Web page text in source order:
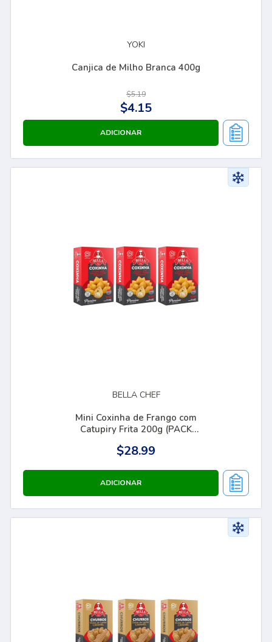
YOKI
Canjica de Milho Branca 400g
$5.19
$4.15
BELLA CHEF
Mini Coxinha de Frango com
Catupiry Frita 200g (PACK
$28.99